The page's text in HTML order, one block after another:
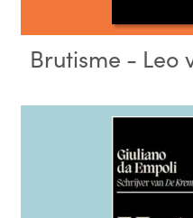
Brutisme - Leo